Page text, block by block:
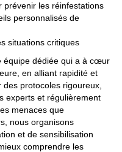
prévenir les réinfestations
personnalisés de
situations critiques
équipe dédiée qui a à cœur
en alliant rapidité et
protocoles rigoureux,
experts et régulièrement
menaces que
nous organisons
et de sensibilisation
comprendre les